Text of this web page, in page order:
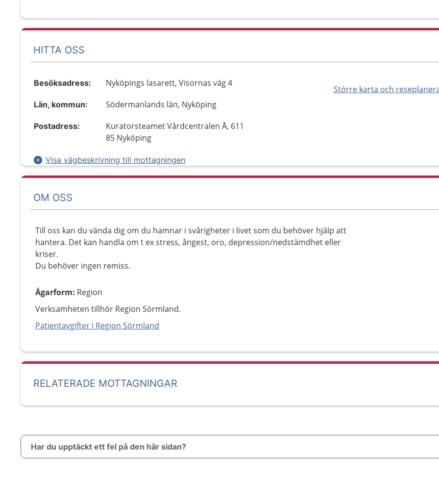
HITTA OSS
Större karta och
Besöksadress: Nyköpings lasarett, Visornas väg 4
Län, kommun: Södermanlands län, Nyköping
Postadress:
Kuratorsteamet Vårdcentralen Å, 611
85 Nyköping
Visa vägbeskrivning till mottagningen
OM OSS
Till oss kan du vända dig om du hamnar i svårigheter i livet som du behöver hjälp att
hantera. Det kan handla om t ex stress, ångest, oro, depression/nedstämdhet eller
kriser.
Du behöver ingen remiss.
Ägarform: Region
Verksamheten tillhör Region Sörmland.
Patientavgifter i Region Sörmland
RELATERADE MOTTAGNINGAR
Har du upptäckt ett fel på den här sidan?